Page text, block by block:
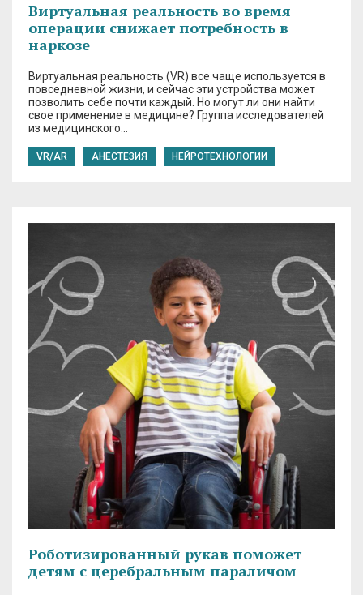
Виртуальная реальность во время
операции снижает потребность в
наркозе
Виртуальная реальность (VR) все чаще используется в
повседневной жизни, и сейчас эти устройства может
позволить себе почти каждый. Но могут ли они найти
свое применение в медицине? Группа исследователей
из медицинского…
VR/AR АНЕСТЕЗИЯ НЕЙРОТЕХНОЛОГИИ
Роботизированный рукав поможет
детям с церебральным параличом